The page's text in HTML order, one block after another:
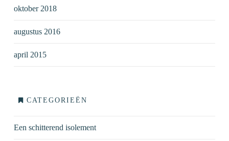
oktober 2018
augustus 2016
april 2015
CATEGORIEËN
Een schitterend isolement